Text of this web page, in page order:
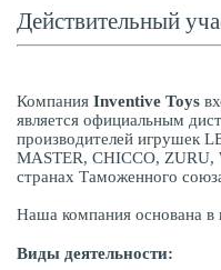
Действительный
Компания Inventive Toys
является официальным
производителей игрушек
MASTER, CHICCO, ZURU,
странах Таможенного
Наша компания основана в
Виды деятельности: